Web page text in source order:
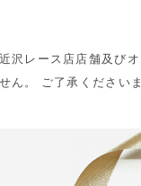
沢レース店店舗及び
ん。 ご了承くださいま